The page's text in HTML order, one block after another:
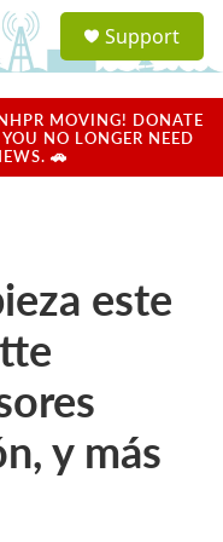
a
u
Support
MOVING! DONATE
NO LONGER NEED
🚗
este
y más